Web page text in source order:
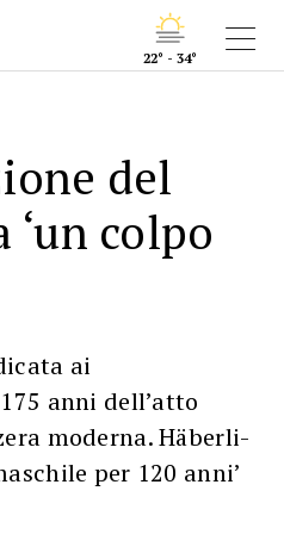
22° - 34°
del
‘un colpo
ai
anni dell’atto
moderna. Häberli-
per 120 anni’